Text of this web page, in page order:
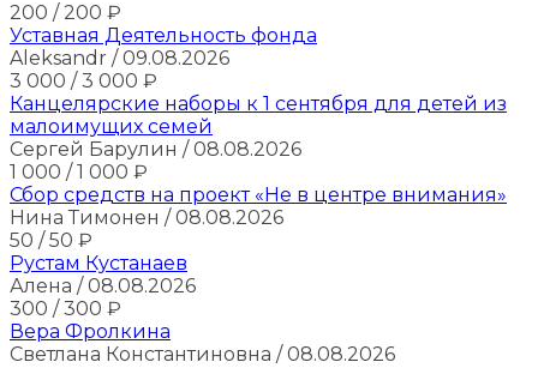
200 / 200 ₽
Уставная Деятельность фонда
Aleksandr / 09.08.2026
3 000 / 3 000 ₽
Канцелярские наборы к 1 сентября для детей из
малоимущих семей
Сергей Барулин / 08.08.2026
1 000 / 1 000 ₽
Сбор средств на проект «Не в центре внимания»
Нина Тимонен / 08.08.2026
50 / 50 ₽
Рустам Кустанаев
Алена / 08.08.2026
300 / 300 ₽
Вера Фролкина
Светлана Константиновна / 08.08.2026